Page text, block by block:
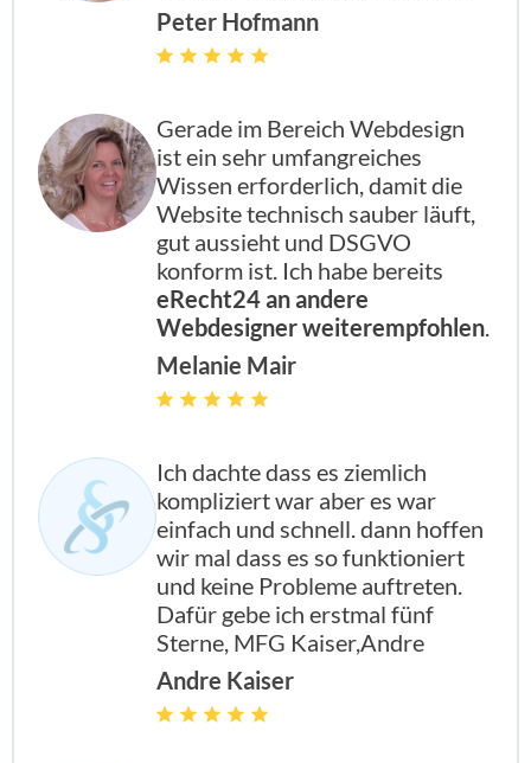
Peter Hofmann
Gerade im Bereich Webdesign
ist ein sehr umfangreiches
Wissen erforderlich, damit die
Website technisch sauber läuft,
gut aussieht und DSGVO
konform ist. Ich habe bereits
eRecht24 an andere
Webdesigner weiterempfohlen.
Melanie Mair
Ich dachte dass es ziemlich
kompliziert war aber es war
einfach und schnell. dann hoffen
wir mal dass es so funktioniert
und keine Probleme auftreten.
Dafür gebe ich erstmal fünf
Sterne, MFG Kaiser,Andre
Andre Kaiser